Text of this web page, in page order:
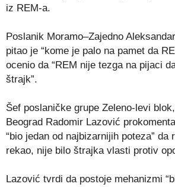
iz REM-a.
Poslanik Moramo–Zajedno
pitao je “kome je palo na pamet da
ocenio da “REM nije tezga na pijaci
štrajk”.
Šef poslaničke grupe Zeleno-levi
Beograd Radomir Lazović
“bio jedan od najbizarnijih poteza” da
rekao, nije bilo štrajka vlasti protiv
Lazović tvrdi da postoje mehanizmi